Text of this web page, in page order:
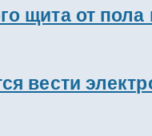
щита от
вести